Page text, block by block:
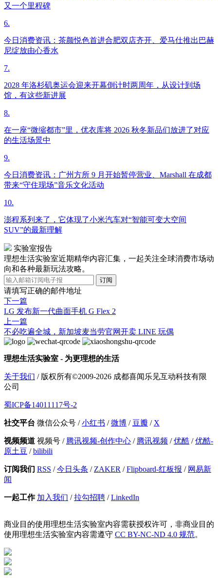
又一个里程碑
6.
今日消费资讯：茶颜悦色首进合肥双店齐开、爱马仕推出巴赫
尼绽放由心香水
7.
2028 年洛杉矶奥运会迎来开幕倒计时两周年，从设计到场
馆，有这些新进展
8.
在一座“微缩都市”里，优衣库将 2026 秋冬新品们放进了对应
的生活场景中
9.
今日消费资讯：广州方所 9 月开始暂停营业、Marshall 在成都
带来“守住现场”音乐文化活动
10.
澎程系列来了，它体现了小米汽车对“智能可变大空间
SUV”的最新理解
实验室报告
理想生活实验室近期精华内容汇集，一起关注全球消费市场动
向和各种最新玩法攻略。
请填写正确的邮件地址
下一篇
LG 发布新一代曲面手机 G Flex 2
上一篇
不必吃遍全城，新加坡麦当劳官网开卖 LINE 玩偶
理想生活实验室 - 为更理想的生活
关于我们 / 版权所有©2009-2026 成都喜闻乐见互动科技有限
公司
蜀ICP备14011117号-2
社交平台 微信公众号 /小红书 /微博 / 豆瓣 / X
视频频道 视频号 / 腾讯视频-创作中心 / 腾讯视频 /优酷 /优酷-
原土豆 /bilibili
订阅我们 RSS /今日头条 / ZAKER /Flipboard-红板报 / 网易新
闻
一起工作 加入我们 /拉勾招聘 /LinkedIn
商业目的使用理想生活实验室内容需获授权许可，非商业目的
使用理想生活实验室内容需遵守 CC BY-NC-ND 4.0 规范。